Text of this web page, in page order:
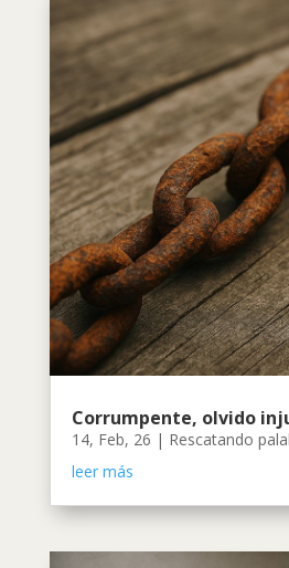
Corrumpente, olvido
14, Feb, 26 | Rescatando
leer más